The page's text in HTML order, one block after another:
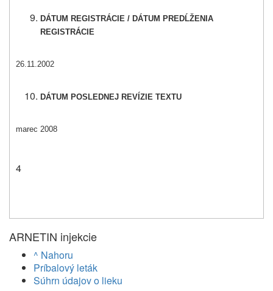
DÁTUM REGISTRÁCIE / DÁTUM PREDĹŽENIA
REGISTRÁCIE
26.11.2002
DÁTUM POSLEDNEJ REVÍZIE TEXTU
marec 2008
4
ARNETIN injekcie
^ Nahoru
Príbalový leták
Súhrn údajov o lieku